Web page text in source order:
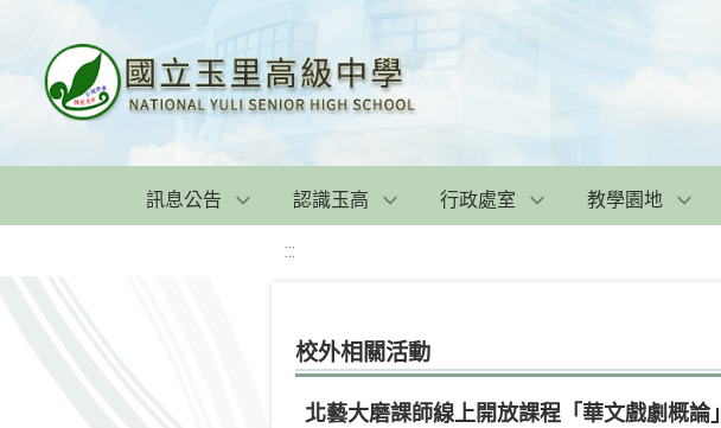
訊息公告 認識玉高 行政處室 教學園地
:::
校外相關活動
北藝大磨課師線上開放課程「華文戲劇概論」